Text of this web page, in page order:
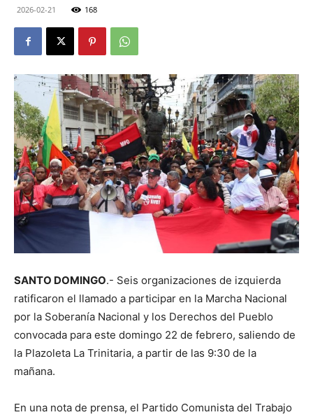
2026-02-21 168
SANTO DOMINGO.- Seis organizaciones de izquierda
ratificaron el llamado a participar en la Marcha Nacional
por la Soberanía Nacional y los Derechos del Pueblo
convocada para este domingo 22 de febrero, saliendo de
la Plazoleta La Trinitaria, a partir de las 9:30 de la
mañana.
En una nota de prensa, el Partido Comunista del Trabajo